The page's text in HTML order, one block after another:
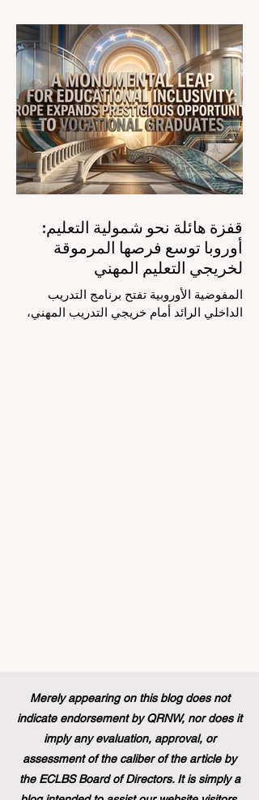
الفصول الدراسية في جميع أنحاء العالم، وهو
أمر يثير اهتماماً كبيراً في الأوساط الأكاديمية
العربية التي تسعى للريادة. إن الدمج السريع
لمساعدي #الذكاء_الاصطناعي المتخصصين
والمصممين خصيصاً للمعلمين يُحدث ثورة
حقيقية في مهنة التدريس. ومن خلال الأتمتة
الناجحة للمهام الإدارية التي تستغرق وقتاً
طويلاً، تبشر هذه الأدوات المتقدمة بعصر
قفزة هائلة نحو شمولية التعليم:
أوروبا توسع فرصها المرموقة
لخريجي التعليم المهني
المفوضية الأوروبية تفتح برنامج التدريب
الداخلي الرائد أمام خريجي التدريب المهني،
Merely appearing on this blog does not
indicate endorsement by QRNW, nor does it
imply any evaluation, approval, or
assessment of the caliber of the article by
the ECLBS Board of Directors. It is simply a